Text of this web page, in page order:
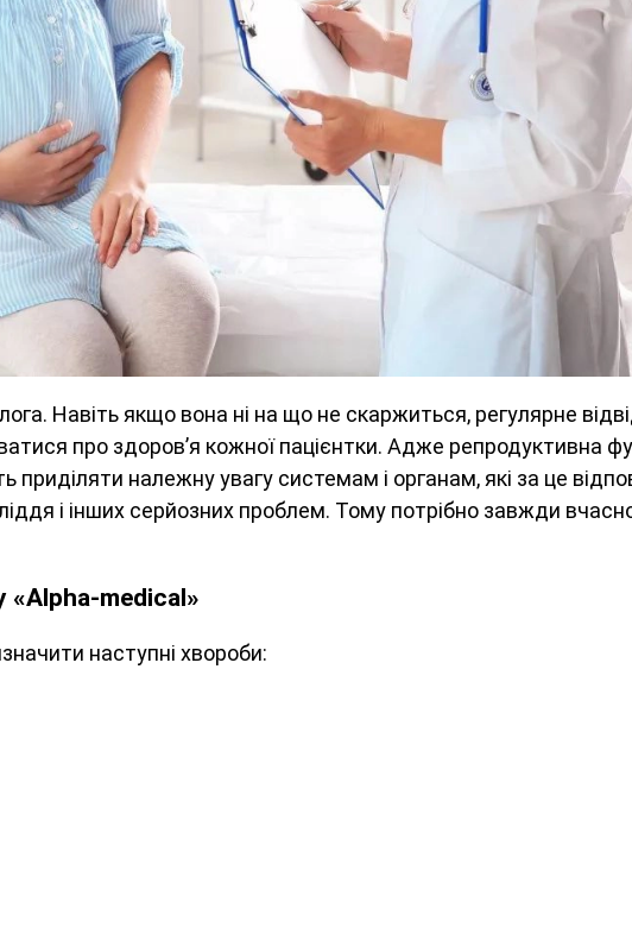
Навіть якщо вона ні на що не скаржиться, регулярне
про здоров’я кожної пацієнтки. Адже репродуктивна
приділяти належну увагу системам і органам, які за це
і інших серйозних проблем. Тому потрібно завжди
medical»
наступні хвороби: